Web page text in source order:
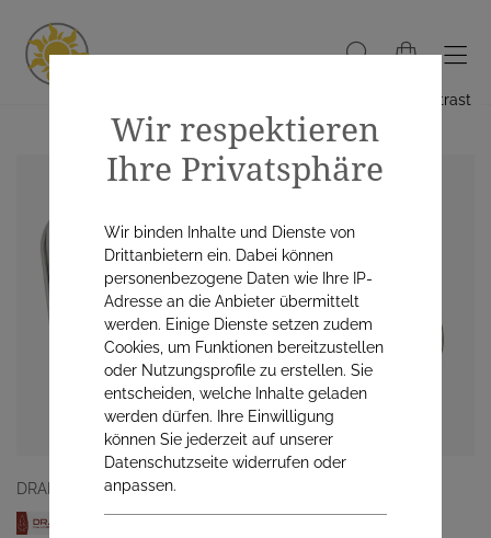
Hoher Kontrast
DRAPAL GMBH
Wir respektieren
Ihre Privatsphäre
Wir binden Inhalte und Dienste von
Drittanbietern ein. Dabei können
personenbezogene Daten wie Ihre IP-
Adresse an die Anbieter übermittelt
werden. Einige Dienste setzen zudem
Cookies, um Funktionen bereitzustellen
oder Nutzungsprofile zu erstellen. Sie
entscheiden, welche Inhalte geladen
werden dürfen. Ihre Einwilligung
können Sie jederzeit auf unserer
Datenschutzseite widerrufen oder
anpassen.